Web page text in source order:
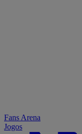
Fans Arena
Jogos